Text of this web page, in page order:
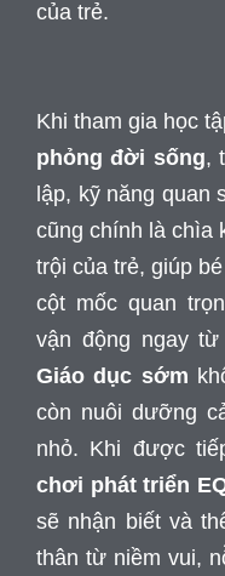
của trẻ.
Khi tham gia học
phỏng đời sống,
lập, kỹ năng quan
cũng chính là chìa
trội của trẻ, giúp
cột mốc quan
vận động ngay
Giáo dục sớm
còn nuôi dưỡng
nhỏ. Khi được
chơi phát triển
sẽ nhận biết và
thân từ niềm vui,